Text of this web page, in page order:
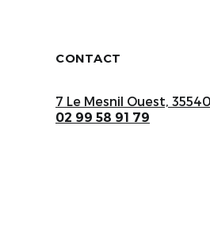
CONTACT
7 Le Mesnil Ouest,
02 99 58 91 79